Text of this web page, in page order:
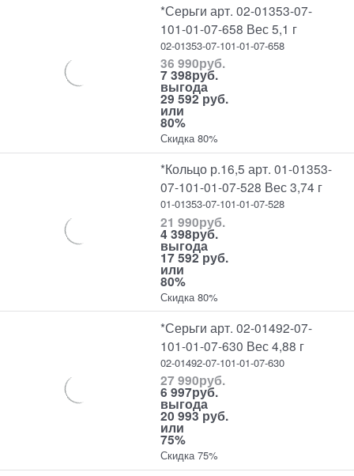
*Серьги арт. 02-01353-07-
101-01-07-658 Вес 5,1 г
02-01353-07-101-01-07-658
36 990руб.
7 398руб.
выгода
29 592 руб.
или
80%
Скидка 80%
*Кольцо р.16,5 арт. 01-01353-
07-101-01-07-528 Вес 3,74 г
01-01353-07-101-01-07-528
21 990руб.
4 398руб.
выгода
17 592 руб.
или
80%
Скидка 80%
*Серьги арт. 02-01492-07-
101-01-07-630 Вес 4,88 г
02-01492-07-101-01-07-630
27 990руб.
6 997руб.
выгода
20 993 руб.
или
75%
Скидка 75%